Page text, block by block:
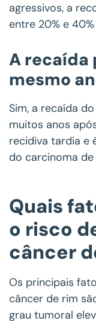
agressivos, a
entre 20% e
A recaída
mesmo
Sim, a recaída
muitos anos
recidiva tardia e
do carcinoma de
Quais
o risco
câncer
Os principais
câncer de rim
grau tumoral